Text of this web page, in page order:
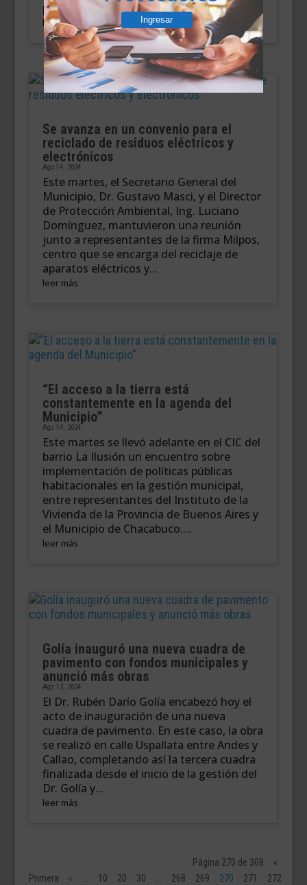
precandidatos de Juntos por el...
leer más
Se avanza en un convenio para el
reciclado de residuos eléctricos y
electrónicos
Ago 14, 2024
Este martes, el Secretario General del
Municipio, Dr. Gustavo Masci, y el Director
de Protección Ambiental, Ing. Luciano
Domínguez, mantuvieron una reunión
junto a representantes de la firma Milpos,
centro que se encarga del reciclaje de
aparatos eléctricos y...
leer más
“El acceso a la tierra está
constantemente en la agenda del
Municipio”
Ago 14, 2024
Este martes se llevó adelante en el CIC del
barrio La Ilusión un encuentro sobre
implementación de políticas públicas
habitacionales en la gestión municipal,
entre representantes del Instituto de la
Vivienda de la Provincia de Buenos Aires y
el Municipio de Chacabuco....
leer más
Golía inauguró una nueva cuadra de
pavimento con fondos municipales y
anunció más obras
Ago 13, 2024
El Dr. Rubén Darío Golía encabezó hoy el
acto de inauguración de una nueva
cuadra de pavimento. En este caso, la obra
se realizó en calle Uspallata entre Andes y
Callao, completando así la tercera cuadra
finalizada desde el inicio de la gestión del
Dr. Golía y...
leer más
Página 270 de 308
«
Primera
« ... 10 20 30 ... 268 269 270 271 272
Ingresar